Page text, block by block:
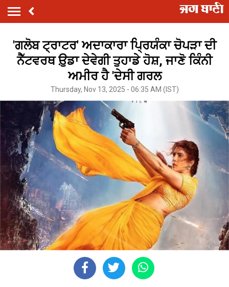
'ਗਲੋਬ ਟ੍ਰਾਟਰ' ਅਦਾਕਾਰਾ ਪ੍ਰਿਯੰਕਾ ਚੋਪੜਾ ਦੀ
ਨੈੱਟਵਰਥ ਉ਼ਡਾ ਦੇਵੇਗੀ ਤੁਹਾਡੇ ਹੋਸ਼, ਜਾਣੋ ਕਿੰਨੀ
ਅਮੀਰ ਹੈ 'ਦੇਸੀ ਗਰਲ
Thursday, Nov 13, 2025 - 06:35 AM (IST)